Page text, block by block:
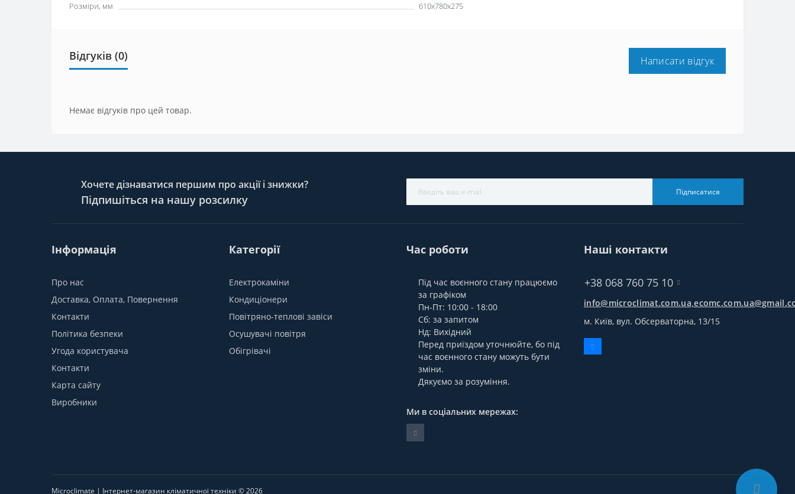
Розміри, мм
610x780x275
Відгуків (0) Написати відгук
Немає відгуків про цей товар.
Хочете дізнаватися першим про акції і знижки?
Підпишіться на нашу розсилку
Підписатися
Інформація
Про нас
Доставка, Оплата, Повернення
Контакти
Політика безпеки
Угода користувача
Контакти
Карта сайту
Виробники
Категорії
Електрокаміни
Кондиціонери
Повітряно-теплові завіси
Осушувачі повітря
Обігрівачі
Час роботи
Під час воєнного стану працюємо
за графіком
Пн-Пт: 10:00 - 18:00
Сб: за запитом
Нд: Вихідний
Перед приїздом уточнюйте, бо під
час воєнного стану можуть бути
зміни.
Дякуємо за розуміння.
Ми в соціальних мережах:
Наші контакти
+38 068 760 75 10
м. Київ, вул. Обсерваторна, 13/15
Microclimate | Інтернет-магазин кліматичної техніки © 2026